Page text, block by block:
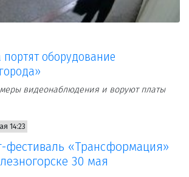
оборудование
видеонаблюдения и воруют платы
14:23
фестиваль «Трансформация»
30 мая